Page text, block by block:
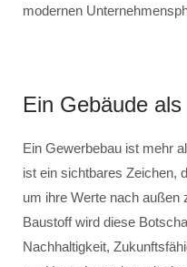
modernen
Ein Gebäude
Ein Gewerbebau ist mehr
ist ein sichtbares Zeichen,
um ihre Werte nach
Baustoff wird diese
Nachhaltigkeit,